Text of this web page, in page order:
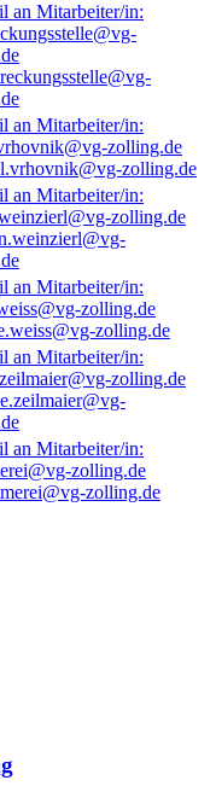
zolling.de
zolling.de
zolling.de